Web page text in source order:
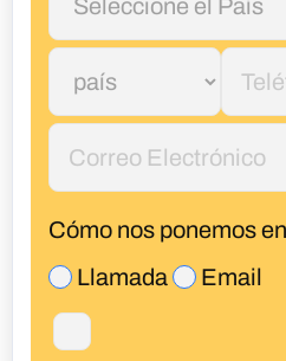
Cómo nos ponemos
Llamada
Email